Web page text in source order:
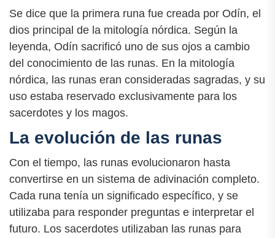
Se dice que la primera runa fue creada por Odín, el
dios principal de la mitología nórdica. Según la
leyenda, Odín sacrificó uno de sus ojos a cambio
del conocimiento de las runas. En la mitología
nórdica, las runas eran consideradas sagradas, y su
uso estaba reservado exclusivamente para los
sacerdotes y los magos.
La evolución de las runas
Con el tiempo, las runas evolucionaron hasta
convertirse en un sistema de adivinación completo.
Cada runa tenía un significado específico, y se
utilizaba para responder preguntas e interpretar el
futuro. Los sacerdotes utilizaban las runas para